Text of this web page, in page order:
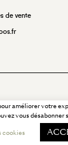
de vente
améliorer votre
vous désabonner
cookies